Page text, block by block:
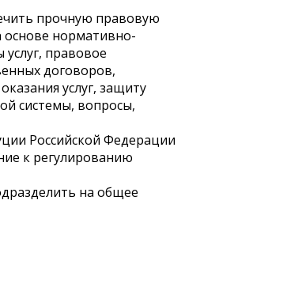
прочную правовую
основе нормативно-
правовое
договоров,
услуг, защиту
системы, вопросы,
Российской Федерации
к регулированию
на общее